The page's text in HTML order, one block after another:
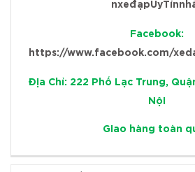
Facebook:
https://www.facebook.com/
Địa Chỉ: 222 Phố Lạc Trung,
Nội
Giao hàng toàn